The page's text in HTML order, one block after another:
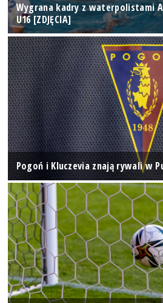
Wygrana kadry z waterpolistami
U16 [ZDJĘCIA]
Pogoń i Kluczevia znają rywali w